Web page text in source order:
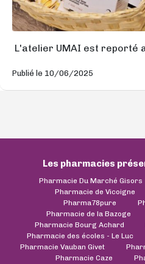
L'atelier UMAI est reporté
Publié le 10/06/2025
Les pharmacies
Pharmacie Du Marché Gisors
Pharmacie de Vicoigne
Pharma78pure
Pharmacie de la Bazoge
Pharmacie Bourg Achard
Pharmacie des écoles - Le Luc
Pharmacie Vauban Givet
Pharmacie Caze